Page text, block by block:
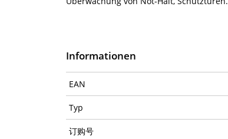
Informationen
EAN
Typ
订购号